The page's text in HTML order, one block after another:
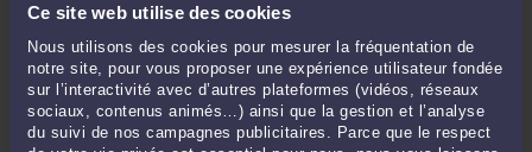
Ce site web utilise des cookies
Nous utilisons des cookies pour mesurer la fréquentation de
notre site, pour vous proposer une expérience utilisateur fondée
sur l’interactivité avec d’autres plateformes (vidéos, réseaux
sociaux, contenus animés…) ainsi que la gestion et l’analyse
du suivi de nos campagnes publicitaires. Parce que le respect
Les futures indemnisations des JO 2024-
Dans quels cas le locataire commercial peut il prétendre à une Indemnité
d’éviction de la part de son bailleur ?-Le 2 mai 2025 à 15:20
Comment financer l’acquisition et l’exploitation d’un commerce : les
nouveaux modes de financement ?-Le 2 mai 2025 à 15:18